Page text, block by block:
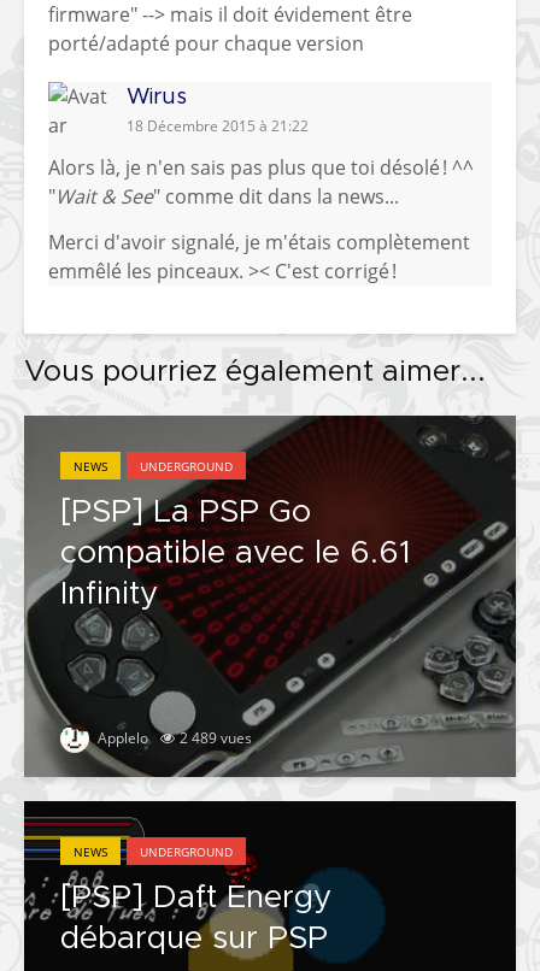
firmware" --> mais il doit évidement être
porté/adapté pour chaque version
Wirus
18 Décembre 2015 à 21:22
Alors là, je n'en sais pas plus que toi désolé ! ^^
"Wait & See" comme dit dans la news...
Merci d'avoir signalé, je m'étais complètement
emmêlé les pinceaux. >< C'est corrigé !
Vous pourriez également aimer...
NEWS UNDERGROUND
[PSP] La PSP Go
compatible avec le 6.61
Infinity
Applelo 2 489 vues
NEWS UNDERGROUND
[PSP] Daft Energy
débarque sur PSP